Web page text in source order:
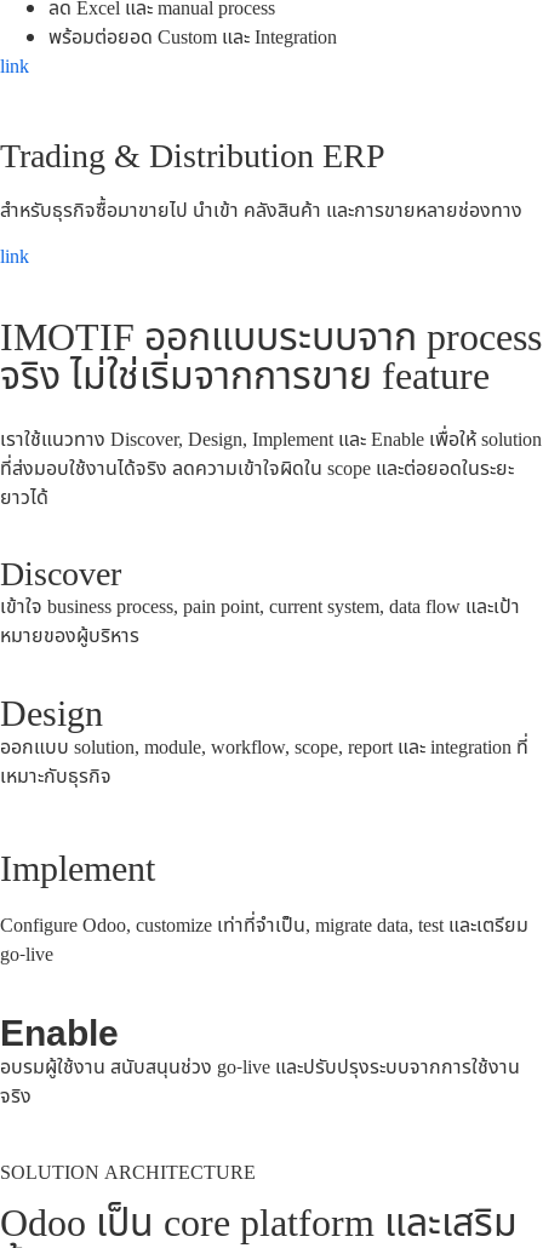
ลด Excel และ manual process
พร้อมต่อยอด Custom และ Integration
link
Trading & Distribution ERP
สำหรับธุรกิจซื้อมาขายไป นำเข้า คลังสินค้า และการขายหลายช่องทาง
link
IMOTIF ออกแบบระบบจาก process
จริง ไม่ใช่เริ่มจากการขาย feature
เราใช้แนวทาง Discover, Design, Implement และ Enable เพื่อให้ solution
ที่ส่งมอบใช้งานได้จริง ลดความเข้าใจผิดใน scope และต่อยอดในระยะ
ยาวได้
Discover
เข้าใจ business process, pain point, current system, data flow และเป้า
หมายของผู้บริหาร
Design
ออกแบบ solution, module, workflow, scope, report และ integration ที่
เหมาะกับธุรกิจ
Implement
Configure Odoo, customize เท่าที่จำเป็น, migrate data, test และเตรียม
go-live
Enable
อบรมผู้ใช้งาน สนับสนุนช่วง go-live และปรับปรุงระบบจากการใช้งาน
จริง
SOLUTION ARCHITECTURE
Odoo เป็น core platform และเสริม